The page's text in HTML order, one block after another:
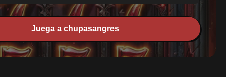
Juega a chupasangres